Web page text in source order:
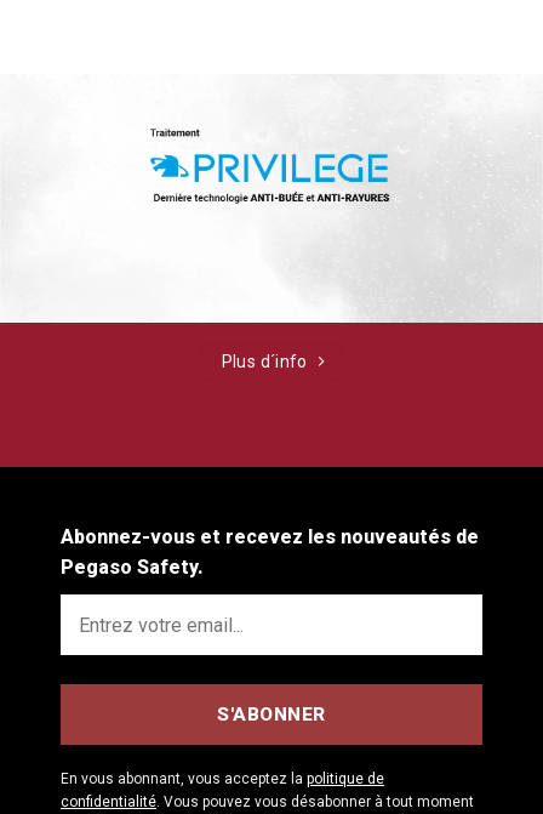
Plus d´info
Abonnez-vous et recevez les nouveautés de
Pegaso Safety.
En vous abonnant, vous acceptez la politique de
confidentialité . Vous pouvez vous désabonner à tout moment